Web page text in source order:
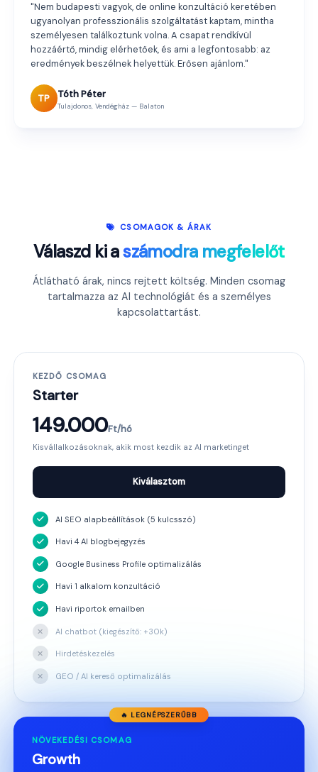
"Nem budapesti vagyok, de online konzultáció keretében
ugyanolyan professzionális szolgáltatást kaptam, mintha
személyesen találkoztunk volna. A csapat rendkívül
hozzáértő, mindig elérhetőek, és ami a legfontosabb: az
eredmények beszélnek helyettük. Erősen ajánlom."
TP Tóth Péter
Tulajdonos, Vendégház — Balaton
CSOMAGOK & ÁRAK
Válaszd ki aszámodra megfelelőt
Átlátható árak, nincs rejtett költség. Minden csomag
tartalmazza az AI technológiát és a személyes
kapcsolattartást.
KEZDŐ CSOMAG
Starter
149.000Ft/hó
Kisvállalkozásoknak, akik most kezdik az AI marketinget
Kiválasztom
AI SEO alapbeállítások (5 kulcsszó)
Havi 4 AI blogbejegyzés
Google Business Profile optimalizálás
Havi 1 alkalom konzultáció
Havi riportok emailben
✕ AI chatbot (kiegészítő: +30k)
✕ Hirdetéskezelés
✕ GEO / AI kereső optimalizálás
🔥 LEGNÉPSZERŰBB
NÖVEKEDÉSI CSOMAG
Growth